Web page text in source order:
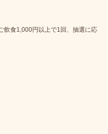
飲食1,000円以上で1回、抽選に応